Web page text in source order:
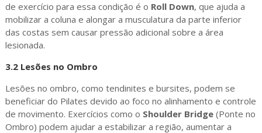
de exercício para essa condição é o Roll Down, que ajuda a
mobilizar a coluna e alongar a musculatura da parte inferior
das costas sem causar pressão adicional sobre a área
lesionada.
3.2 Lesões no Ombro
Lesões no ombro, como tendinites e bursites, podem se
beneficiar do Pilates devido ao foco no alinhamento e controle
de movimento. Exercícios como o Shoulder Bridge(Ponte no
Ombro) podem ajudar a estabilizar a região, aumentar a